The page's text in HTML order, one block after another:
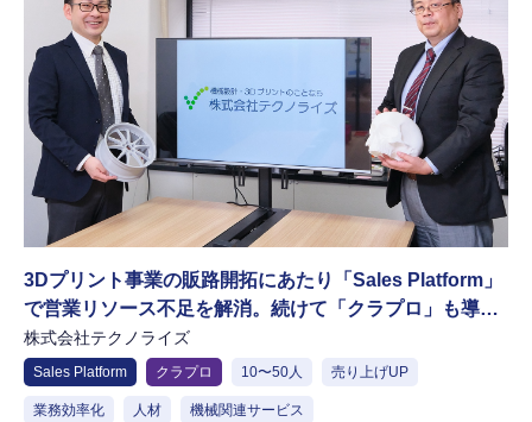
3Dプリント事業の販路開拓にあたり「Sales Platform」
で営業リソース不足を解消。続けて「クラプロ」も導入
し、強力な導線を構築できた
株式会社テクノライズ
Sales Platform クラプロ 10〜50人 売り上げUP
業務効率化 人材 機械関連サービス